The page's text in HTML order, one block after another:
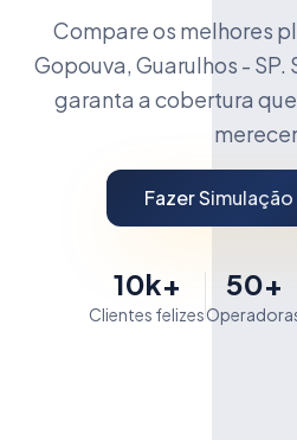
Compare os melhores
Gopouva, Guarulhos -
garanta a cobertura
Fazer
10k+
Clientes felizes
50+